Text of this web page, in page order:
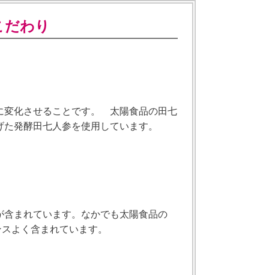
わり
変化させることです。 太陽食品の田七
発酵田七人参を使用しています。
まれています。なかでも太陽食品の
よく含まれています。